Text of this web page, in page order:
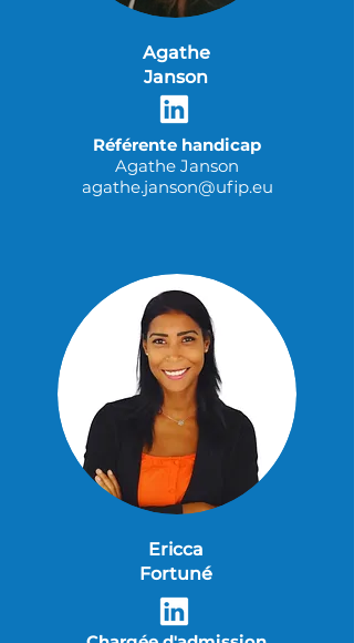
Agathe
Janson
Référente handicap
Agathe Janson
agathe.janson@ufip.eu
Ericca
Fortuné